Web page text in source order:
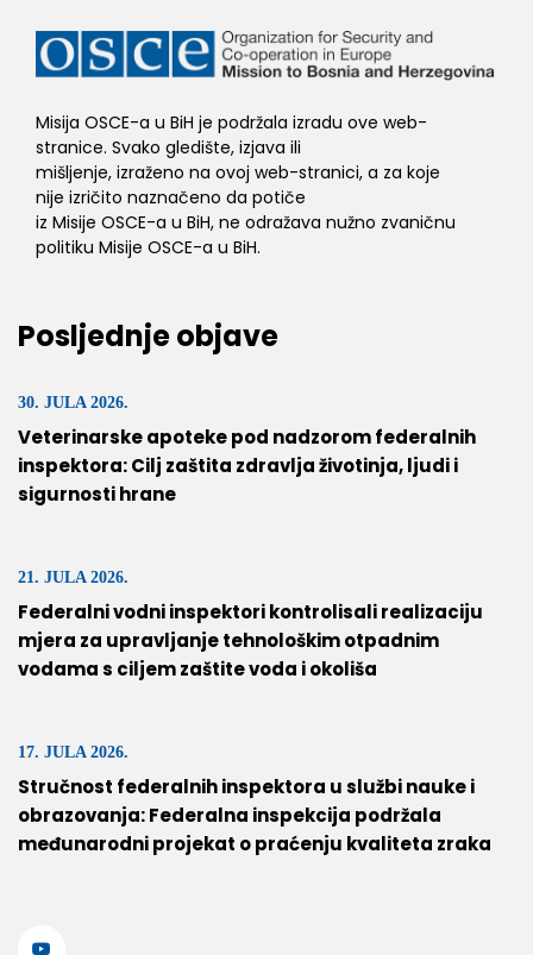
Misija OSCE-a u BiH je podržala izradu ove web-
stranice. Svako gledište, izjava ili
mišljenje, izraženo na ovoj web-stranici, a za koje
nije izričito naznačeno da potiče
iz Misije OSCE-a u BiH, ne odražava nužno zvaničnu
politiku Misije OSCE-a u BiH.
Posljednje objave
30. JULA 2026.
Veterinarske apoteke pod nadzorom federalnih
inspektora: Cilj zaštita zdravlja životinja, ljudi i
sigurnosti hrane
21. JULA 2026.
Federalni vodni inspektori kontrolisali realizaciju
mjera za upravljanje tehnološkim otpadnim
vodama s ciljem zaštite voda i okoliša
17. JULA 2026.
Stručnost federalnih inspektora u službi nauke i
obrazovanja: Federalna inspekcija podržala
međunarodni projekat o praćenju kvaliteta zraka